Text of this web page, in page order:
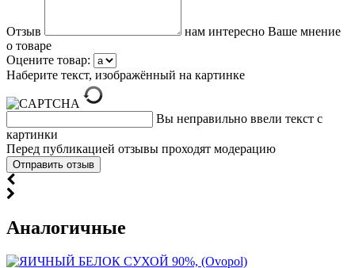
Отзыв
нам интересно Ваше мнение
о товаре
Оцените товар:
Наберите текст, изображённый на картинке
Вы неправильно ввели текст с
картинки
Перед публикацией отзывы проходят модерацию
Аналогичные